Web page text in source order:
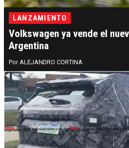
LANZAMIENTO
Volkswagen ya vende el
Argentina
ALEJANDRO CORTINA